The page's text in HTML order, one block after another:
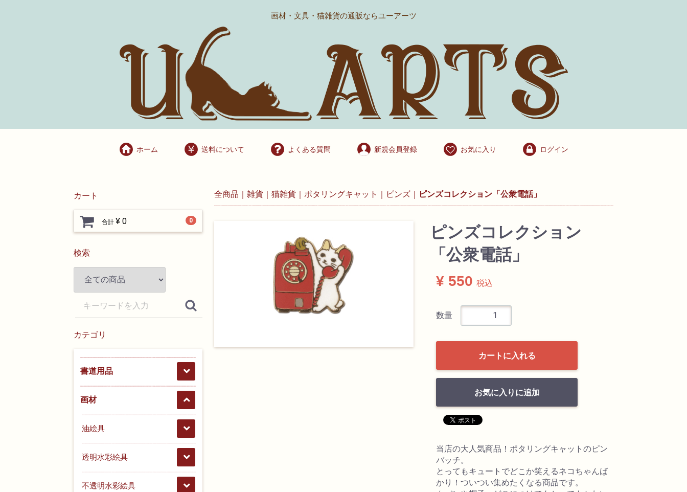
画材・文具・猫雑貨の通販ならユーアーツ
ホーム 送料について よくある質問 新規会員登録 お気に入り ログイン
カート
0
合計 ¥ 0
検索
カテゴリ
書道用品
画材
油絵具
透明水彩絵具
不透明水彩絵具
全商品 雑貨 猫雑貨 ポタリングキャット ピンズ ピンズコレクション「公衆電話」
ピンズコレクション
「公衆電話」
¥ 550 税込
数量
カートに入れる
お気に入りに追加
当店の大人気商品！ポタリングキャットのピン
バッチ。
とってもキュートでどこか笑えるネコちゃんば
かり！ついつい集めたくなる商品です。